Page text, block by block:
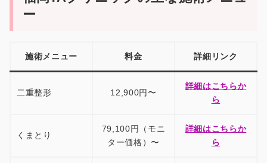
ー
施術メニュー 料金 詳細リンク
二重整形 12,900円〜
詳細はこちらか
ら
くまとり
79,100円（モニ
ター価格）〜
詳細はこちらか
ら